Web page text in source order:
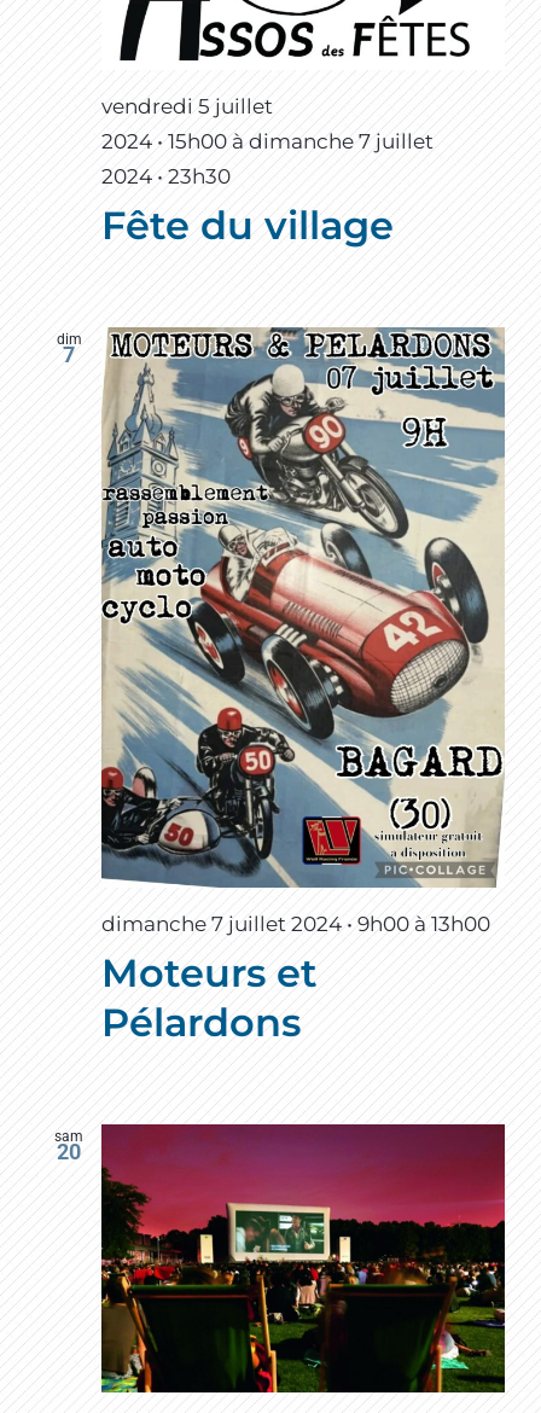
vendredi 5 juillet
2024 • 15h00 à dimanche 7 juillet
2024 • 23h30
Fête du village
dim
7
dimanche 7 juillet 2024 • 9h00 à 13h00
Moteurs et
Pélardons
sam
20